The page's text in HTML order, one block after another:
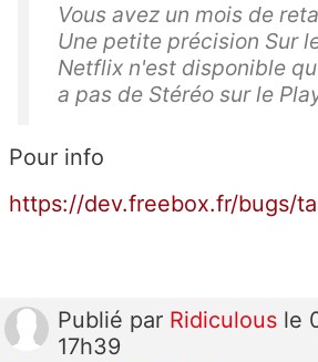
Vous avez un mois de
Une petite précision Sur
Netflix n'est disponible
a pas de Stéréo sur le
Pour info
https://dev.freebox.fr/bugs/
Publié par Ridiculous le
17h39